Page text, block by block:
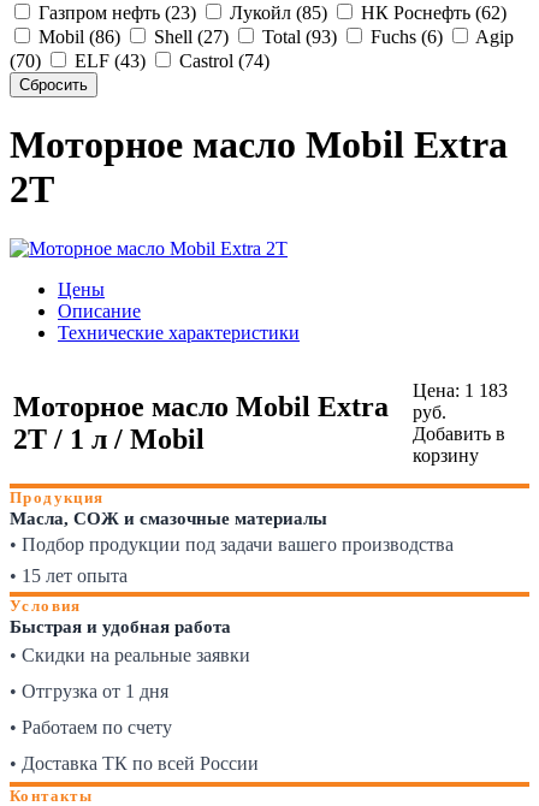
Газпром нефть (23)
Лукойл (85)
НК Роснефть (62)
Mobil (86)
Shell (27) Total (93) Fuchs (6)
Agip
(70)
ELF (43) Castrol (74)
Моторное масло Mobil Extra
2T
Цены
Описание
Технические характеристики
Моторное масло Mobil Extra
2T / 1 л / Mobil
Цена: 1 183
руб.
Добавить в
корзину
Продукция
Масла, СОЖ и смазочные материалы
• Подбор продукции под задачи вашего производства
• 15 лет опыта
Условия
Быстрая и удобная работа
• Скидки на реальные заявки
• Отгрузка от 1 дня
• Работаем по счету
• Доставка ТК по всей России
Контакты